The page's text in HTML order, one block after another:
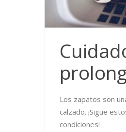
Los zapatos son
calzado. ¡Sigue
condiciones!